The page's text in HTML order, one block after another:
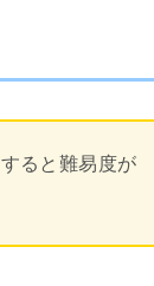
ると難易度が